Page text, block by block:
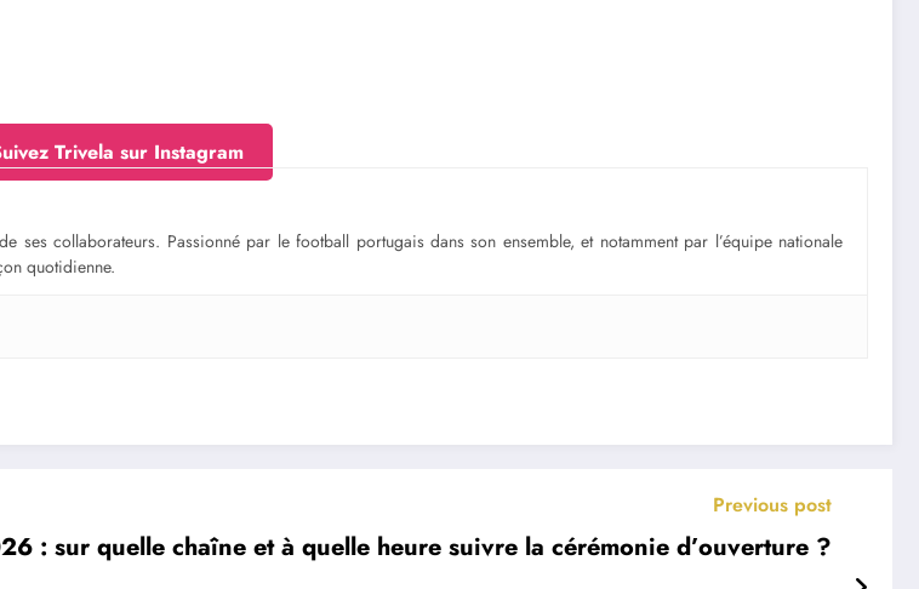
Trivela sur Instagram
collaborateurs. Passionné par le football portugais dans son ensemble, et notamment par l’équipe nationale
quotidienne.
Previous post
: sur quelle chaîne et à quelle heure suivre la cérémonie d’ouverture ?